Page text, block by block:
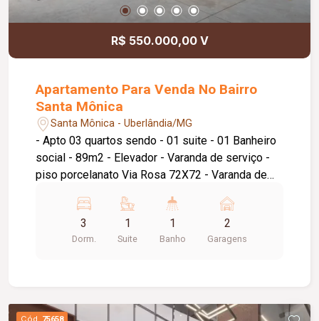
R$ 550.000,00 V
Apartamento Para Venda No Bairro
Santa Mônica
Santa Mônica - Uberlândia/MG
- Apto 03 quartos sendo - 01 suite - 01 Banheiro
social - 89m2 - Elevador - Varanda de serviço -
piso porcelanato Via Rosa 72X72 - Varanda de
mts UFU Santa Mônica - 01 Vaga de garagem pra
02 carros pequenos
3
Dorm.
1
Suite
1
Banho
2
Garagens
Cód.